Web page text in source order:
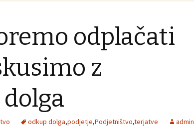
odplačati
z
odkup dolga,podjetje,Podjetništvo,terjatve admin